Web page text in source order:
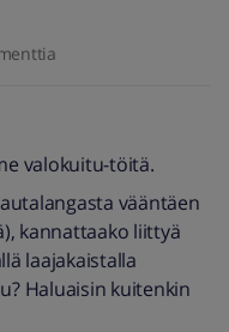
valokuitu-töitä.
vääntäen
kannattaako liittyä
laajakaistalla
Haluaisin kuitenkin